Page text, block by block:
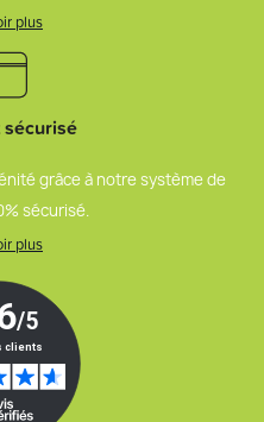
plus
grâce à notre système de
sécurisé.
plus